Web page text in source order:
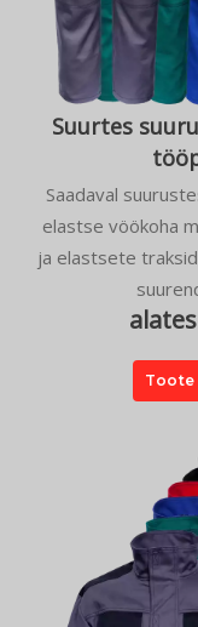
Suurtes
Saadaval
elastse vöökoha
ja elastsete